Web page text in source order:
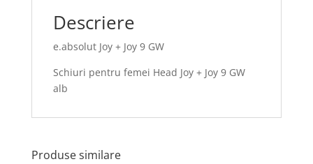
Descriere
e.absolut Joy + Joy 9 GW
Schiuri pentru femei Head Joy + Joy 9 GW
alb
Produse similare